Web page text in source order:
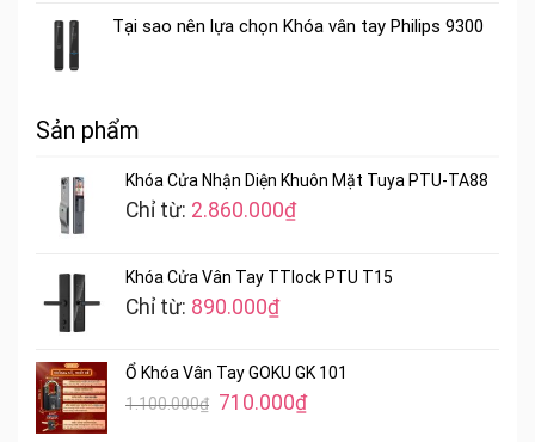
Tại sao nên lựa chọn Khóa vân tay Philips 9300
Sản phẩm
Khóa Cửa Nhận Diện Khuôn Mặt Tuya PTU-TA88
Chỉ từ: 2.860.000₫
Khóa Cửa Vân Tay TTlock PTU T15
Chỉ từ: 890.000₫
Ổ Khóa Vân Tay GOKU GK 101
1.100.000₫ Giá
710.000₫Giá